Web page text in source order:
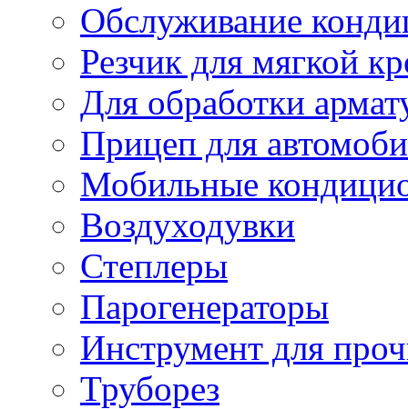
Обслуживание
Резчик для мягкой
Для обработки
Прицеп для
Мобильные
Воздуходувки
Степлеры
Парогенераторы
Инструмент для
Труборез